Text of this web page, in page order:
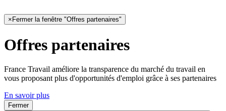
× Fermer la fenêtre "Offres partenaires"
Offres partenaires
France Travail améliore la transparence du marché du travail en
vous proposant plus d'opportunités d'emploi grâce à ses partenaires
En savoir plus
Fermer